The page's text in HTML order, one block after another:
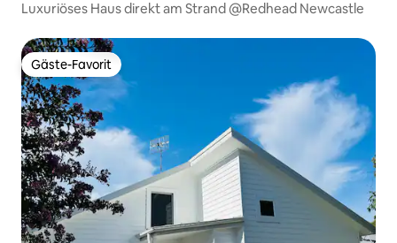
Luxuriöses Haus direkt am Strand @Redhead Newcastle
Gäste-Favorit
Gäste-Favorit